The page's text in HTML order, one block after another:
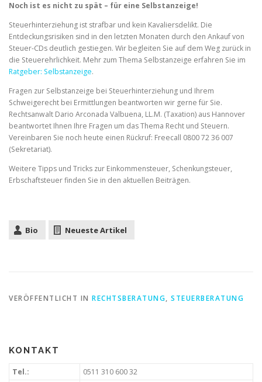
Noch ist es nicht zu spät – für eine Selbstanzeige!
Steuerhinterziehung ist strafbar und kein Kavaliersdelikt. Die
Entdeckungsrisiken sind in den letzten Monaten durch den Ankauf von
Steuer-CDs deutlich gestiegen. Wir begleiten Sie auf dem Weg zurück in
die Steuerehrlichkeit. Mehr zum Thema Selbstanzeige erfahren Sie im
Ratgeber: Selbstanzeige.
Fragen zur Selbstanzeige bei Steuerhinterziehung und Ihrem
Schweigerecht bei Ermittlungen beantworten wir gerne für Sie.
Rechtsanwalt Dario Arconada Valbuena, LL.M. (Taxation) aus Hannover
beantwortet Ihnen Ihre Fragen um das Thema Recht und Steuern.
Vereinbaren Sie noch heute einen Rückruf: Freecall 0800 72 36 007
(Sekretariat).
Weitere Tipps und Tricks zur Einkommensteuer, Schenkungsteuer,
Erbschaftsteuer finden Sie in den aktuellen Beiträgen.
Bio Neueste Artikel
VERÖFFENTLICHT IN RECHTSBERATUNG, STEUERBERATUNG
KONTAKT
Tel.:
0511 310 600 32